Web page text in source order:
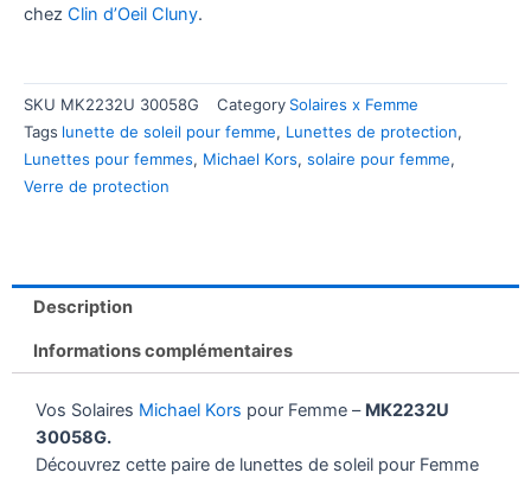
chez Clin d’Oeil Cluny.
SKU MK2232U 30058G Category Solaires x Femme
Tags lunette de soleil pour femme, Lunettes de protection,
Lunettes pour femmes, Michael Kors, solaire pour femme,
Verre de protection
Description
Informations complémentaires
Vos Solaires Michael Kors pour Femme – MK2232U
30058G.
Découvrez cette paire de lunettes de soleil pour Femme